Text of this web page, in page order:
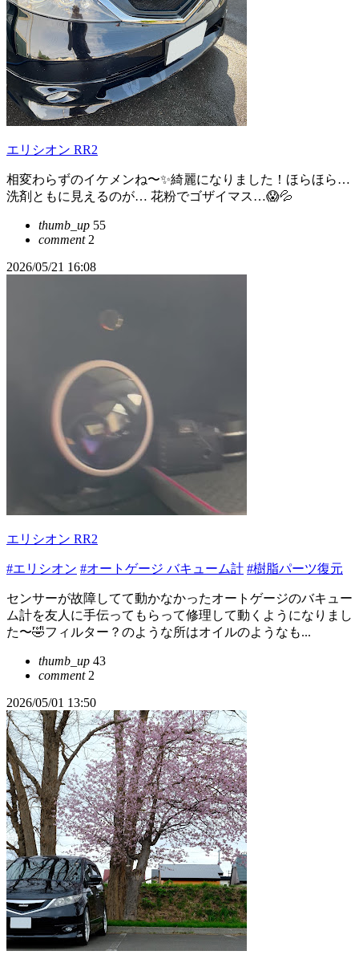
エリシオン RR2
相変わらずのイケメンね〜✨綺麗になりました！ほらほら…
洗剤ともに見えるのが… 花粉でゴザイマス…😱💦
thumb_up 55
comment2
2026/05/21 16:08
エリシオン RR2
#エリシオン #オートゲージ バキューム計 #樹脂パーツ復元
センサーが故障してて動かなかったオートゲージのバキュー
ム計を友人に手伝ってもらって修理して動くようになりまし
た〜🤣フィルター？のような所はオイルのようなも...
thumb_up 43
comment2
2026/05/01 13:50